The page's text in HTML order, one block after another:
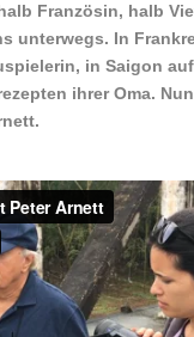
Französin, halb
unterwegs. In
in Saigon
ihrer Oma.